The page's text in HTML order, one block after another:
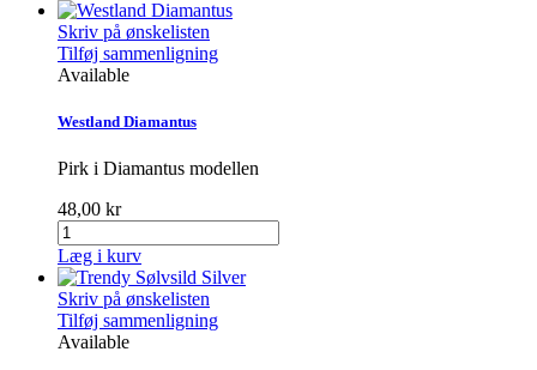
Skriv på ønskelisten
Tilføj sammenligning
Available
Westland Diamantus
Pirk i Diamantus modellen
48,00 kr
Læg i kurv
Skriv på ønskelisten
Tilføj sammenligning
Available